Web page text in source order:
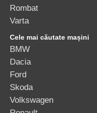
Rombat
Varta
Cele mai căutate mașini
BMW
Dacia
Ford
Skoda
Volkswagen